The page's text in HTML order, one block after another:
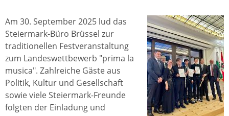
Am 30. September 2025 lud das
Steiermark-Büro Brüssel zur
traditionellen Festveranstaltung
zum Landeswettbewerb "prima la
musica". Zahlreiche Gäste aus
Politik, Kultur und Gesellschaft
sowie viele Steiermark-Freunde
folgten der Einladung und